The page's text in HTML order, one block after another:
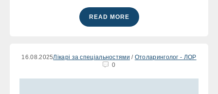
READ MORE
16.08.2025Лікарі за спеціальностями / Отоларинголог - ЛОР
0